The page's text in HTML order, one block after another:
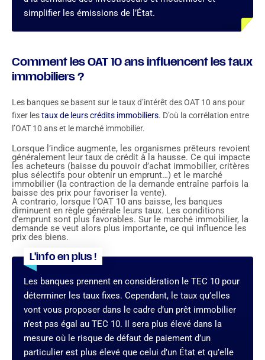
simplifier les émissions de l’État.
Comment les OAT 10 ans influencent les taux
immobiliers ?
Les banques se basent sur le taux d’intérêt des OAT 10 ans pour
fixer lestaux de leurs crédits immobiliers. D’où la corrélation entre
l’OAT 10 ans et le marché immobilier.
Lorsque l’indice augmente, les organismes prêteurs revoient
généralement leur taux de crédit à la hausse. Ce qui impacte
les acheteurs (baisse du pouvoir d’achat immobilier, critères
plus sélectifs pour obtenir un emprunt…) et le marché
immobilier (la contraction de la demande entraîne parfois la
baisse des prix pour favoriser la vente).
A contrario, lorsque l’OAT 10 ans baisse, les banques
diminuent en règle générale leurs taux. Les conditions
d’emprunt sont plus favorables. Sur le marché immobilier, la
demande se veut alors plus importante, ce qui influence les
prix des biens.
L'info en plus !
Les banques prennent en considération le TEC 10 pour
déterminer les taux fixes. Cependant, le taux qu’elles
vont vous proposer dans le cadre d’un prêt immobilier
n’est pas égal au TEC 10. Il sera plus élevé dans la
mesure où le risque de défaut de paiement d’un
particulier est plus élevé que celui d’un État et qu’elle